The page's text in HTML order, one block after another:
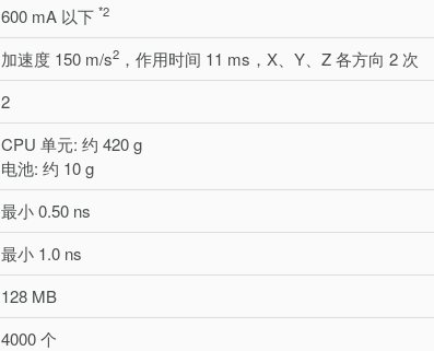
600 mA 以下 *2
加速度 150 m/s2 ，作用时间 11 ms，X、Y、Z 各方向 2 次
2
CPU 单元: 约 420 g
电池: 约 10 g
最小 0.50 ns
最小 1.0 ns
128 MB
4000 个